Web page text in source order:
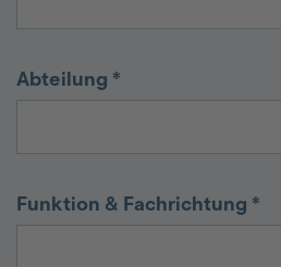
Abteilung *
Funktion & Fachrichtung *